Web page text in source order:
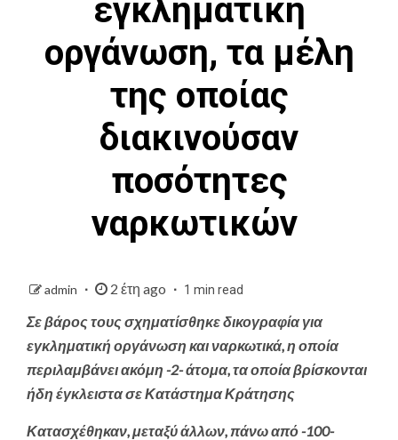
εγκληματική
οργάνωση, τα μέλη
της οποίας
διακινούσαν
ποσότητες
ναρκωτικών
admin 2 έτη ago 1 min read
Σε βάρος τους σχηματίσθηκε δικογραφία για
εγκληματική οργάνωση και ναρκωτικά, η οποία
περιλαμβάνει ακόμη -2- άτομα, τα οποία βρίσκονται
ήδη έγκλειστα σε Κατάστημα Κράτησης
Κατασχέθηκαν, μεταξύ άλλων, πάνω από -100-